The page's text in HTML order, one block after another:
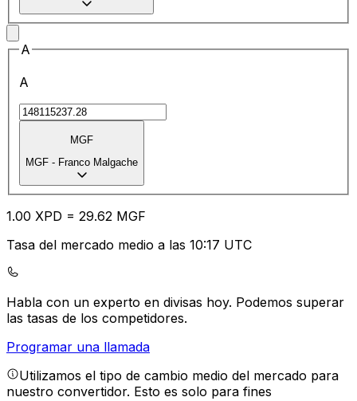
A
A
MGF
MGF - Franco Malgache
1.00 XPD = 29.62 MGF
Tasa del mercado medio a las 10:17 UTC
Habla con un experto en divisas hoy. Podemos superar
las tasas de los competidores.
Programar una llamada
Utilizamos el tipo de cambio medio del mercado para
nuestro convertidor. Esto es solo para fines